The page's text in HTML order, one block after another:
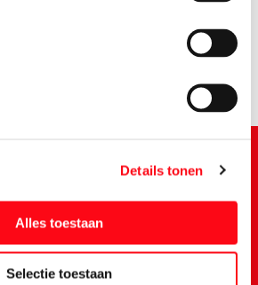
Details tonen
Alles toestaan
Selectie toestaan
de Vomar nieuwsbrief